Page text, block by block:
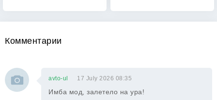
Комментарии
avto-ul 17 July 2026 08:35
Имба мод, залетело на ура!